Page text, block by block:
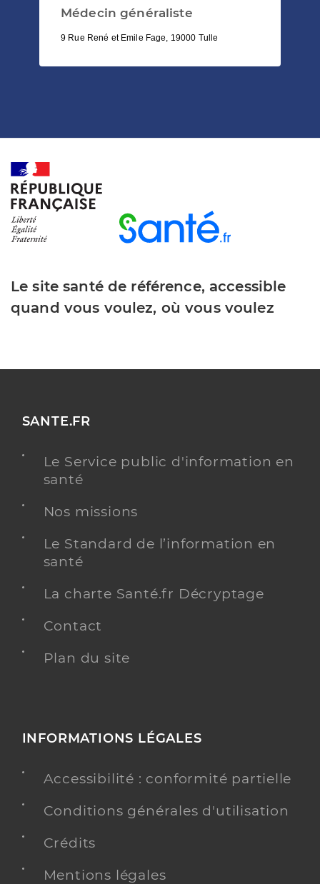
Médecin généraliste
9 Rue René et Emile Fage, 19000 Tulle
Le site santé de référence, accessible
quand vous voulez, où vous voulez
SANTE.FR
Le Service public d'information en
santé
Nos missions
Le Standard de l’information en
santé
La charte Santé.fr Décryptage
Contact
Plan du site
INFORMATIONS LÉGALES
Accessibilité : conformité partielle
Conditions générales d'utilisation
Crédits
Mentions légales